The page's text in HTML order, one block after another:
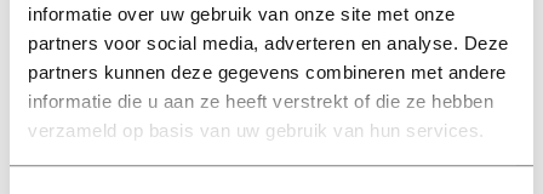
informatie over uw gebruik van onze site met onze
partners voor social media, adverteren en analyse. Deze
partners kunnen deze gegevens combineren met andere
informatie die u aan ze heeft verstrekt of die ze hebben
verzameld op basis van uw gebruik van hun services.
01 juni 2026
Nieuws
Universiteit plaatst
regenboogbank: ‘Nieuw en
blijvend symbool van